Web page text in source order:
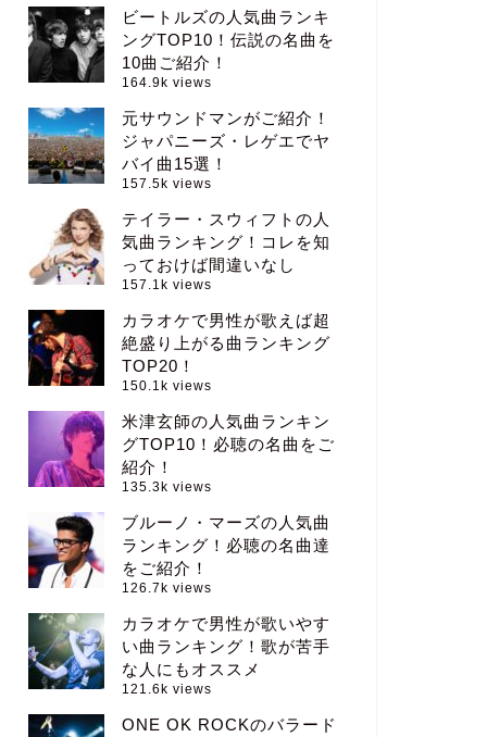
ビートルズの人気曲ランキ
ングTOP10！伝説の名曲を
10曲ご紹介！
164.9k views
元サウンドマンがご紹介！
ジャパニーズ・レゲエでヤ
バイ曲15選！
157.5k views
テイラー・スウィフトの人
気曲ランキング！コレを知
っておけば間違いなし
157.1k views
カラオケで男性が歌えば超
絶盛り上がる曲ランキング
TOP20！
150.1k views
米津玄師の人気曲ランキン
グTOP10！必聴の名曲をご
紹介！
135.3k views
ブルーノ・マーズの人気曲
ランキング！必聴の名曲達
をご紹介！
126.7k views
カラオケで男性が歌いやす
い曲ランキング！歌が苦手
な人にもオススメ
121.6k views
ONE OK ROCKのバラード